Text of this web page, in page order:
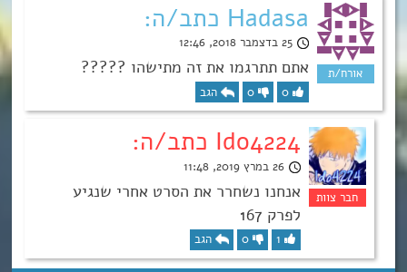
Hadasa כתב/ה:
25 בדצמבר 2018, 12:46
אתם תתרגמו את זה מתישהו ?????
0
0 הגב
Ido4224 כתב/ה:
26 במרץ 2019, 11:48
אנחנו נשחרר את הסרט אחרי שנגיע
לפרק 167
1
0 הגב